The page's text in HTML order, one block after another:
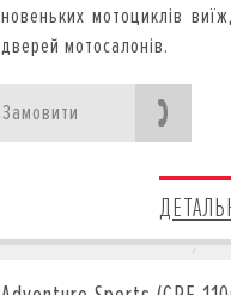
новеньких мотоциклів
дверей мотосалонів.
Замовити